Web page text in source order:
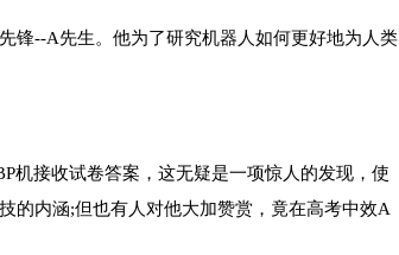
锋--A先生。他为了研究机器人如何更好地为人类
机接收试卷答案，这无疑是一项惊人的发现，使
的内涵;但也有人对他大加赞赏，竟在高考中效A